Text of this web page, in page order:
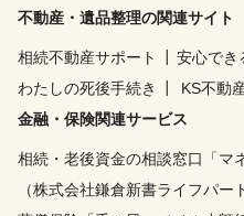
不動産・遺品整理の関連サイト
相続不動産サポート
安心でき
わたしの死後手続き
KS不動
金融・保険関連サービス
相続・老後資金の相談窓口「マ
（株式会社鎌倉新書ライフパー